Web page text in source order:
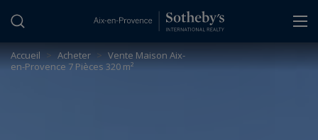
Accueil > Acheter > Vente Maison Aix-
en-Provence 7 Pièces 320 m²